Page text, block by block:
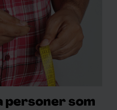
personer som